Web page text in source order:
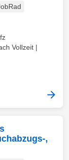
Vollzeit |
,